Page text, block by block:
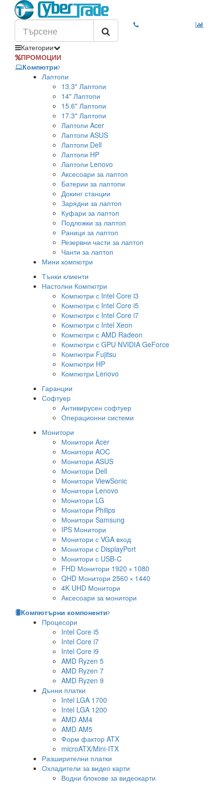
Категории
ПРОМОЦИИ
Компютри
Лаптопи
13.3" Лаптопи
14" Лаптопи
15.6" Лаптопи
17.3" Лаптопи
Лаптопи Acer
Лаптопи ASUS
Лаптопи Dell
Лаптопи HP
Лаптопи Lenovo
Аксесоари за лаптоп
Батерии за лаптопи
Докинг станции
Зарядни за лаптоп
Куфари за лаптоп
Подложки за лаптоп
Раници за лаптоп
Резервни части за лаптоп
Чанти за лаптоп
Мини компютри
Тънки клиенти
Настолни Компютри
Компютри с Intel Core i3
Компютри с Intel Core i5
Компютри с Intel Core i7
Компютри с Intel Xeon
Компютри с AMD Radeon
Компютри с GPU NVIDIA GeForce
Компютри Fujitsu
Компютри HP
Компютри Lenovo
Гаранции
Софтуер
Антивирусен софтуер
Операционни системи
Монитори
Монитори Acer
Монитори AOC
Монитори ASUS
Монитори Dell
Монитори ViewSonic
Монитори Lenovo
Монитори LG
Монитори Philips
Монитори Samsung
IPS Монитори
Монитори с VGA вход
Монитори с DisplayPort
Монитори с USB-C
FHD Монитори 1920 × 1080
QHD Монитори 2560 × 1440
4K UHD Монитори
Аксесоари за монитори
Компютърни компоненти
Процесори
Intel Core i5
Intel Core i7
Intel Core i9
AMD Ryzen 5
AMD Ryzen 7
AMD Ryzen 9
Дънни платки
Intel LGA 1700
Intel LGA 1200
AMD AM4
AMD AM5
Форм фактор ATX
microATX/Mini-ITX
Разширителни платки
Охладители за видео карти
Водни блокове за видеокарти